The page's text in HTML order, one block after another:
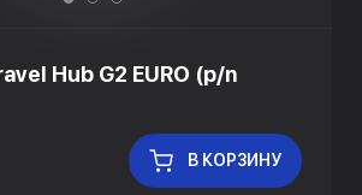
Hub G2 EURO (p/n
В КОРЗИНУ